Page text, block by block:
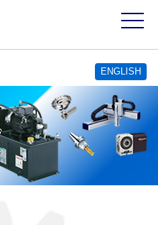
toggle
ENGLISH